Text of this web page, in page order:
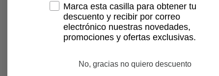
Marca esta casilla para obtener tu
descuento y recibir por correo
electrónico nuestras novedades,
promociones y ofertas exclusivas.
No, gracias no quiero descuento